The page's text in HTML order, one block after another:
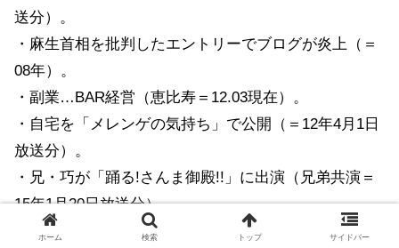
送分）。
・麻生首相を批判したエントリーでブログが炎上（＝
08年）。
・副業…BAR経営（恵比寿＝12.03現在）。
・自宅を「メレンゲの気持ち」で公開（＝12年4月1日
放送分）。
・兄・巧が「踊る!さんま御殿!!」に出演（兄弟共演＝
15年1月20日放送分）。
・年6本ペースで舞台演出を担当。
ホーム 検索 トップ サイドバー